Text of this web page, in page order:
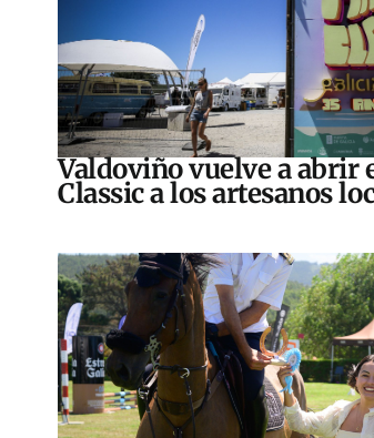
Valdoviño vuelve a abrir
Classic a los artesanos